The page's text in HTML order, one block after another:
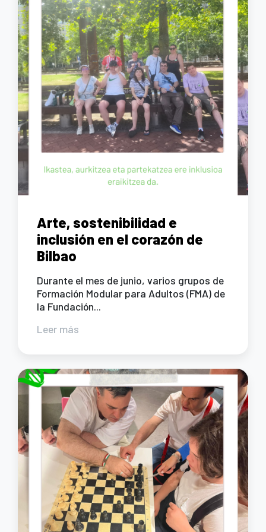
Arte, sostenibilidad e
inclusión en el corazón de
Bilbao
Durante el mes de junio, varios grupos de
Formación Modular para Adultos (FMA) de
la Fundación...
Leer más